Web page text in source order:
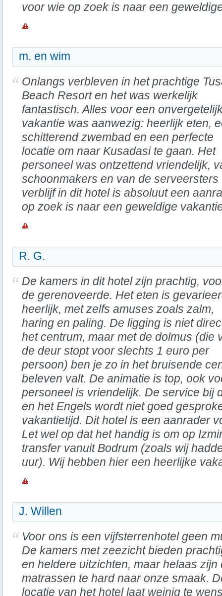
voor wie op zoek is naar een
m. en wim
Onlangs verbleven in het prachtige
Beach Resort en het was werkelijk
fantastisch. Alles voor een
vakantie was aanwezig: heerlijk eten,
schitterend zwembad en een perfecte
locatie om naar Kusadasi te gaan. Het
personeel was ontzettend vriendelijk,
schoonmakers en van de serveersters
verblijf in dit hotel is absoluut een
op zoek is naar een geweldige
R. G.
De kamers in dit hotel zijn prachtig,
de gerenoveerde. Het eten is
heerlijk, met zelfs amuses zoals zalm,
haring en paling. De ligging is niet
het centrum, maar met de dolmus (die
de deur stopt voor slechts 1 euro per
persoon) ben je zo in het bruisende
beleven valt. De animatie is top, ook
personeel is vriendelijk. De service bij
en het Engels wordt niet goed
vakantietijd. Dit hotel is een aanrader
Let wel op dat het handig is om op
transfer vanuit Bodrum (zoals wij
uur). Wij hebben hier een heerlijke
J. Willen
Voor ons is een vijfsterrenhotel geen
De kamers met zeezicht bieden
en heldere uitzichten, maar helaas zijn
matrassen te hard naar onze smaak.
locatie van het hotel laat weinig te